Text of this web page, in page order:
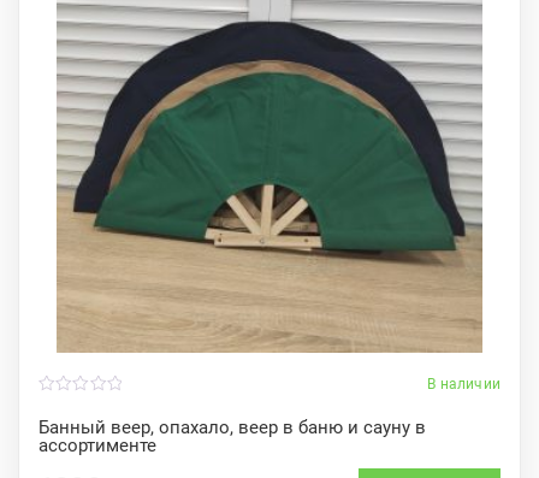
В наличии
Банный веер, опахало, веер в баню и сауну в
ассортименте
o
u
t